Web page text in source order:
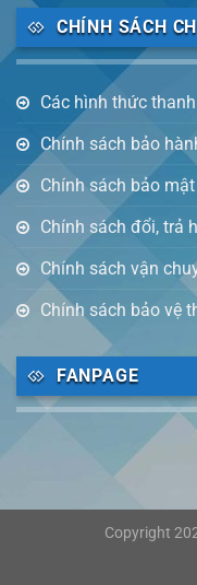
CHÍNH SÁCH
Các hình thức
Chính sách bảo
Chính sách bảo mật
Chính sách đổi, trả
Chính sách vận
Chính sách bảo vệ
FANPAGE
Copyright